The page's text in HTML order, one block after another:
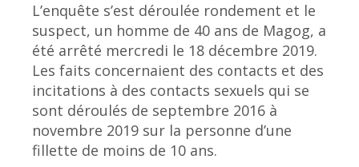
L’enquête s’est déroulée rondement et le
suspect, un homme de 40 ans de Magog, a
été arrêté mercredi le 18 décembre 2019.
Les faits concernaient des contacts et des
incitations à des contacts sexuels qui se
sont déroulés de septembre 2016 à
novembre 2019 sur la personne d’une
fillette de moins de 10 ans.